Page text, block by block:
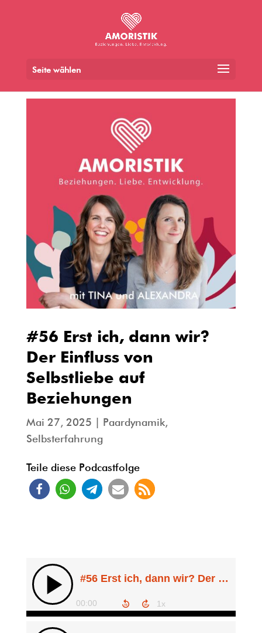
Seite wählen
#56 Erst ich, dann wir?
Der Einfluss von
Selbstliebe auf
Beziehungen
Mai 27, 2025 Paardynamik,
Selbsterfahrung
Teile diese Podcastfolge